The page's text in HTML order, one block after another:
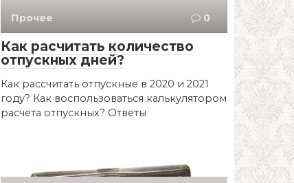
Прочее 0
Как расчитать количество
отпускных дней?
Как рассчитать отпускные в 2020 и 2021
году? Как воспользоваться калькулятором
расчета отпускных? Ответы